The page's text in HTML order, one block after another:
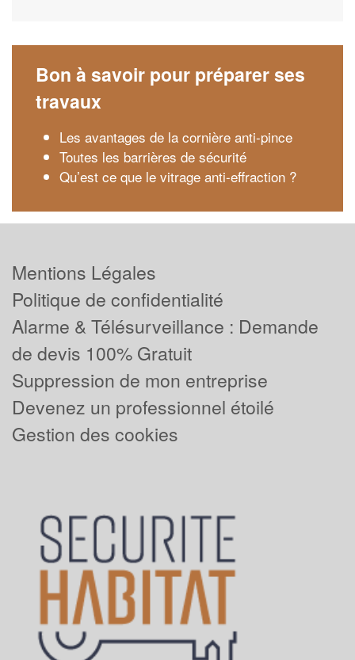
Bon à savoir pour préparer ses
travaux
Les avantages de la cornière anti-pince
Toutes les barrières de sécurité
Qu’est ce que le vitrage anti-effraction ?
Mentions Légales
Politique de confidentialité
Alarme & Télésurveillance : Demande
de devis 100% Gratuit
Suppression de mon entreprise
Devenez un professionnel étoilé
Gestion des cookies